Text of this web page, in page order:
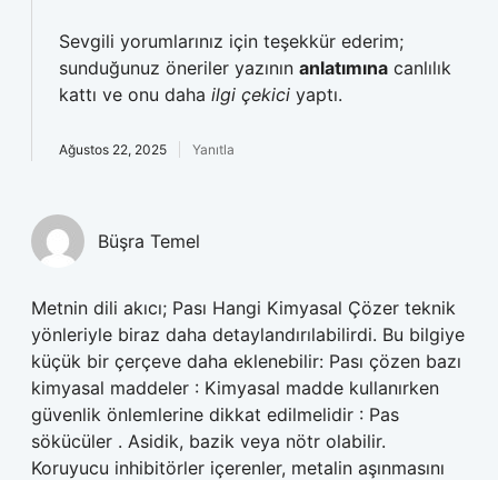
Sevgili yorumlarınız için teşekkür ederim;
sunduğunuz öneriler yazının anlatımına canlılık
kattı ve onu daha ilgi çekici yaptı.
Ağustos 22, 2025 Yanıtla
Büşra Temel
Metnin dili akıcı; Pası Hangi Kimyasal Çözer teknik
yönleriyle biraz daha detaylandırılabilirdi. Bu bilgiye
küçük bir çerçeve daha eklenebilir: Pası çözen bazı
kimyasal maddeler : Kimyasal madde kullanırken
güvenlik önlemlerine dikkat edilmelidir : Pas
sökücüler . Asidik, bazik veya nötr olabilir.
Koruyucu inhibitörler içerenler, metalin aşınmasını